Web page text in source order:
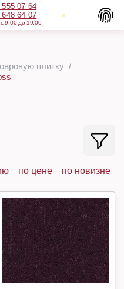
555 07 64
648 64 07
9:00 до 19:00
плитку
по цене по новизне